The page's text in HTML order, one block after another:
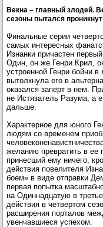
Векна – главный злодей.
сезоны пытался
Финальные серии
самых интересных
Изнанки причастен
Один, он же Генри Крил,
устроенной Генри бойни
вытолкнула его в
оказался заперт в нем.
не Истязатель Разума, а
дальше.
Характерное для юного
людям со временем
желанию превратить в ее
принесший ему ничего,
действия повелителя
боем» в виде отправки
первая попытка
на Одиннадцатую в
действия в четвертом
расширения порталов
увенчавшиеся успехом.